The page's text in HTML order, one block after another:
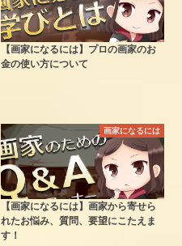
【画家になるには】プロの画家のお
金の使い方について
画家になるには
【画家になるには】画家から寄せら
れたお悩み、質問、要望にこたえま
す！